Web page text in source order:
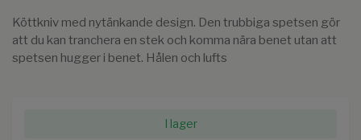
Köttkniv med nytänkande design. Den trubbiga spetsen gör
att du kan tranchera en stek och komma nära benet utan att
spetsen hugger i benet. Hålen och lufts
I lager